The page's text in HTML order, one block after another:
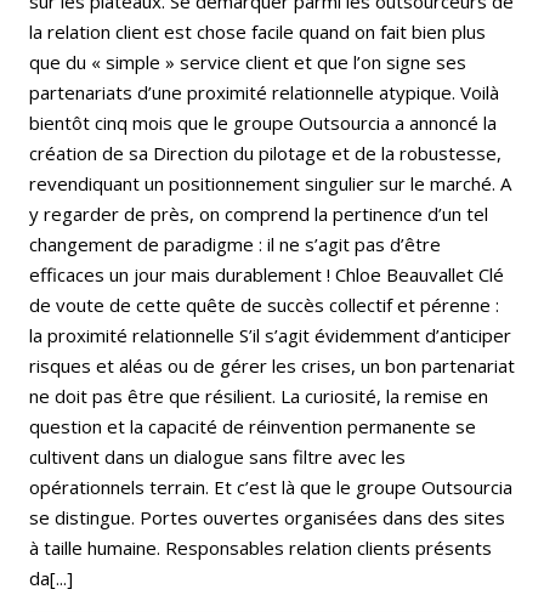
la relation client est chose facile quand on fait bien plus
que du « simple » service client et que l’on signe ses
partenariats d’une proximité relationnelle atypique. Voilà
bientôt cinq mois que le groupe Outsourcia a annoncé la
création de sa Direction du pilotage et de la robustesse,
revendiquant un positionnement singulier sur le marché. A
y regarder de près, on comprend la pertinence d’un tel
changement de paradigme : il ne s’agit pas d’être
efficaces un jour mais durablement ! Chloe Beauvallet Clé
de voute de cette quête de succès collectif et pérenne :
la proximité relationnelle S’il s’agit évidemment d’anticiper
risques et aléas ou de gérer les crises, un bon partenariat
ne doit pas être que résilient. La curiosité, la remise en
question et la capacité de réinvention permanente se
cultivent dans un dialogue sans filtre avec les
opérationnels terrain. Et c’est là que le groupe Outsourcia
se distingue. Portes ouvertes organisées dans des sites
à taille humaine. Responsables relation clients présents
da[...]